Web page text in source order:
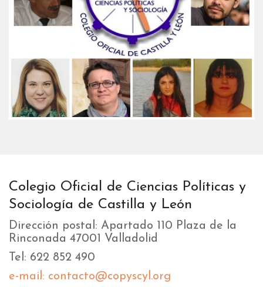
Colegio Oficial de Ciencias Políticas y
Sociología de Castilla y León
Dirección postal: Apartado 110 Plaza de la
Rinconada 47001 Valladolid
Tel: 622 852 490
e-mail: contacto@copyscyl.org